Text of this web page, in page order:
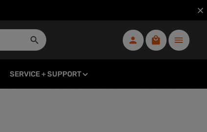
Warenkorb
SERVICE + SUPPORT